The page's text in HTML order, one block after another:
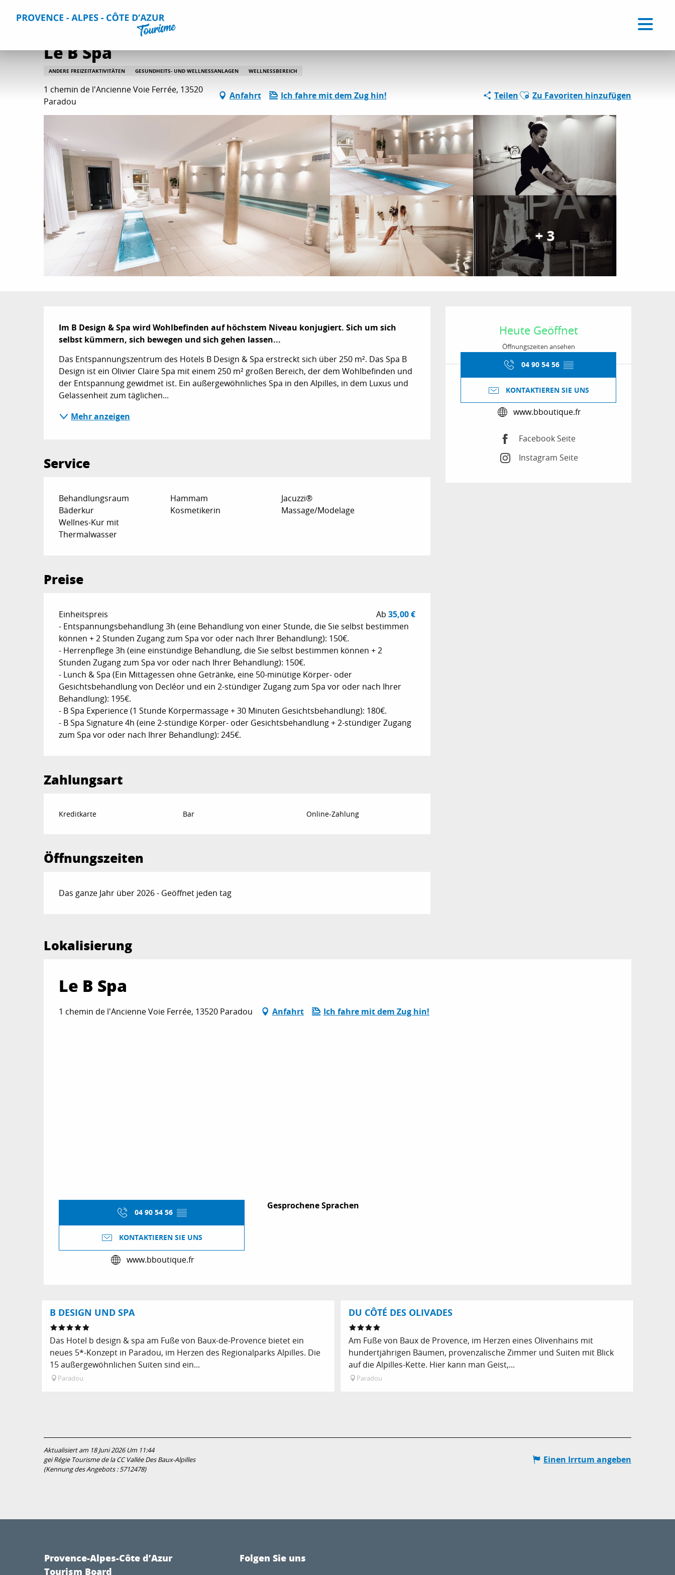
Home Aktivitäten Entspannung und Unterhaltung
Le B Spa
ANDERE FREIZEITAKTIVITÄTEN GESUNDHEITS- UND WELLNESSANLAGEN WELLNESSBEREICH
1 chemin de l'Ancienne Voie Ferrée, 13520
Paradou
Anfahrt Ich fahre mit dem Zug hin! TeilenAjouter aux favoris
Zu Favoriten hinzufügen
+ 3
Öffnungszeiten &
Heute Geöffnet
Öffnungszeiten ansehen
04 90 54 56 ▒▒
KONTAKTIEREN SIE UNS
www.bboutique.fr
Facebook Seite
Instagram Seite
Beschreibung
Im B Design & Spa wird Wohlbefinden auf höchstem Niveau konjugiert. Sich um sich
selbst kümmern, sich bewegen und sich gehen lassen...
Das Entspannungszentrum des Hotels B Design & Spa erstreckt sich über 250 m². Das Spa B
Design ist ein Olivier Claire Spa mit einem 250 m² großen Bereich, der dem Wohlbefinden und
der Entspannung gewidmet ist. Ein außergewöhnliches Spa in den Alpilles, in dem Luxus und
Gelassenheit zum täglichen...
Mehr anzeigen
Service
Behandlungsraum Hammam
Jacuzzi®
Bäderkur
Kosmetikerin
Massage/Modelage
Wellnes-Kur mit
Thermalwasser
Preise
Preise 2026
Einheitspreis Ab35,00 €
- Entspannungsbehandlung 3h (eine Behandlung von einer Stunde, die Sie selbst bestimmen
können + 2 Stunden Zugang zum Spa vor oder nach Ihrer Behandlung): 150€.
- Herrenpflege 3h (eine einstündige Behandlung, die Sie selbst bestimmen können + 2
Stunden Zugang zum Spa vor oder nach Ihrer Behandlung): 150€.
- Lunch & Spa (Ein Mittagessen ohne Getränke, eine 50-minütige Körper- oder
Gesichtsbehandlung von Decléor und ein 2-stündiger Zugang zum Spa vor oder nach Ihrer
Behandlung): 195€.
- B Spa Experience (1 Stunde Körpermassage + 30 Minuten Gesichtsbehandlung): 180€.
- B Spa Signature 4h (eine 2-stündige Körper- oder Gesichtsbehandlung + 2-stündiger Zugang
zum Spa vor oder nach Ihrer Behandlung): 245€.
Zahlungsart
Kreditkarte Bar Online-Zahlung
Öffnungszeiten
Das ganze Jahr über 2026 - Geöffnet jeden tag
Lokalisierung
Le B Spa
1 chemin de l'Ancienne Voie Ferrée, 13520 Paradou Anfahrt Ich fahre mit dem Zug hin!
04 90 54 56 ▒▒
KONTAKTIEREN SIE UNS
www.bboutique.fr
Gesprochene Sprachen
Gesprochene Sprachen
B DESIGN UND SPA
Das Hotel b design & spa am Fuße von Baux-de-Provence bietet ein
neues 5*-Konzept in Paradou, im Herzen des Regionalparks Alpilles. Die
15 außergewöhnlichen Suiten sind ein...
Paradou
DU CÔTÉ DES OLIVADES
Am Fuße von Baux de Provence, im Herzen eines Olivenhains mit
hundertjährigen Bäumen, provenzalische Zimmer und Suiten mit Blick
auf die Alpilles-Kette. Hier kann man Geist,...
Paradou
Aktualisiert am 18 Juni 2026 Um 11:44
gei Régie Tourisme de la CC Vallée Des Baux-Alpilles
(Kennung des Angebots :5712478)
Einen Irrtum angeben
Provence-Alpes-Côte d’Azur
Tourism Board
Folgen Sie uns